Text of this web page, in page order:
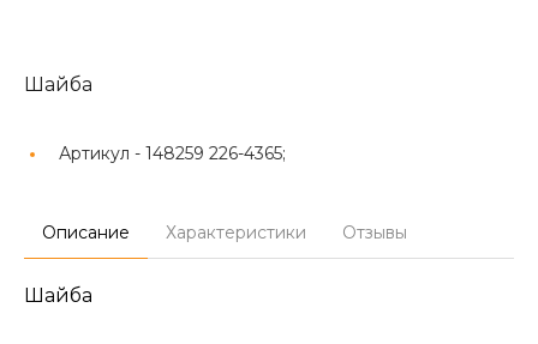
Шайба
Артикул - 148259 226-4365;
Описание Характеристики Отзывы
Шайба